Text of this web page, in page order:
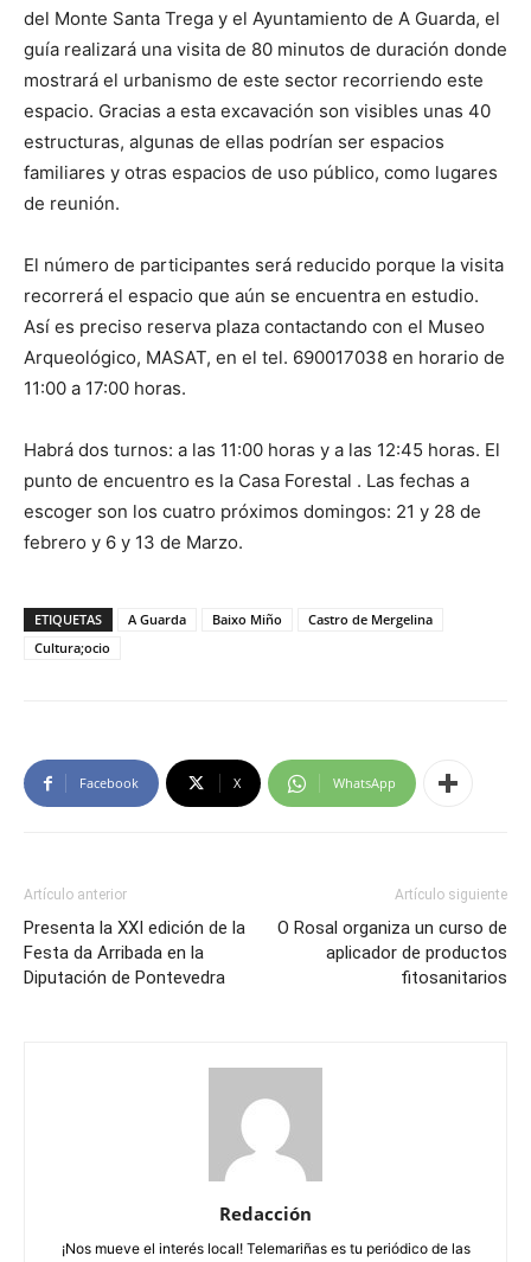
del Monte Santa Trega y el Ayuntamiento de A Guarda, el
guía realizará una visita de 80 minutos de duración donde
mostrará el urbanismo de este sector recorriendo este
espacio. Gracias a esta excavación son visibles unas 40
estructuras, algunas de ellas podrían ser espacios
familiares y otras espacios de uso público, como lugares
de reunión.
El número de participantes será reducido porque la visita
recorrerá el espacio que aún se encuentra en estudio.
Así es preciso reserva plaza contactando con el Museo
Arqueológico, MASAT, en el tel. 690017038 en horario de
11:00 a 17:00 horas.
Habrá dos turnos: a las 11:00 horas y a las 12:45 horas. El
punto de encuentro es la Casa Forestal . Las fechas a
escoger son los cuatro próximos domingos: 21 y 28 de
febrero y 6 y 13 de Marzo.
ETIQUETAS A Guarda Baixo Miño
Castro de Mergelina
Cultura;ocio
Facebook X WhatsApp
Artículo anterior
Presenta la XXI edición de la
Festa da Arribada en la
Diputación de Pontevedra
Artículo siguiente
O Rosal organiza un curso de
aplicador de productos
fitosanitarios
Redacción
¡Nos mueve el interés local! Telemariñas es tu periódico de las